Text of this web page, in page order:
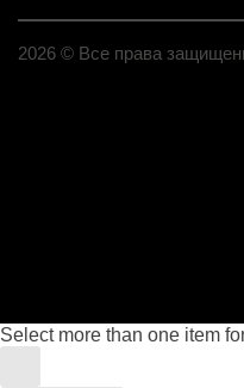
2026 © Все права
Select more than one item